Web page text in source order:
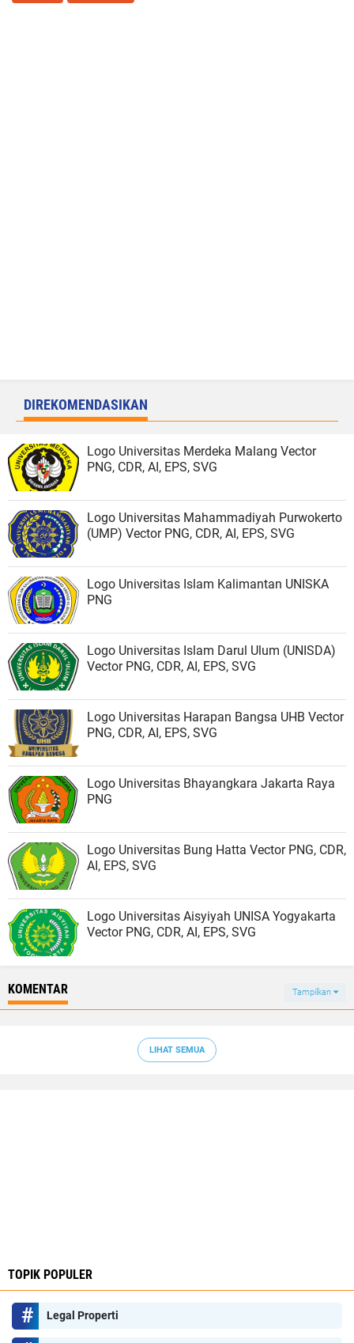
DIREKOMENDASIKAN
Logo Universitas Merdeka Malang Vector
PNG, CDR, AI, EPS, SVG
Logo Universitas Mahammadiyah Purwokerto
(UMP) Vector PNG, CDR, AI, EPS, SVG
Logo Universitas Islam Kalimantan UNISKA
PNG
Logo Universitas Islam Darul Ulum (UNISDA)
Vector PNG, CDR, AI, EPS, SVG
Logo Universitas Harapan Bangsa UHB Vector
PNG, CDR, AI, EPS, SVG
Logo Universitas Bhayangkara Jakarta Raya
PNG
Logo Universitas Bung Hatta Vector PNG, CDR,
AI, EPS, SVG
Logo Universitas Aisyiyah UNISA Yogyakarta
Vector PNG, CDR, AI, EPS, SVG
KOMENTAR Tampilkan
LIHAT SEMUA
TOPIK POPULER
Legal Properti